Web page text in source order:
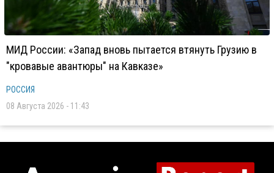
МИД России: «Запад вновь пытается втянуть Грузию в
"кровавые авантюры" на Кавказе»
РОССИЯ
08 Августа 2026 - 11:43